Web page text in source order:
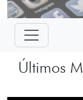
Últimos